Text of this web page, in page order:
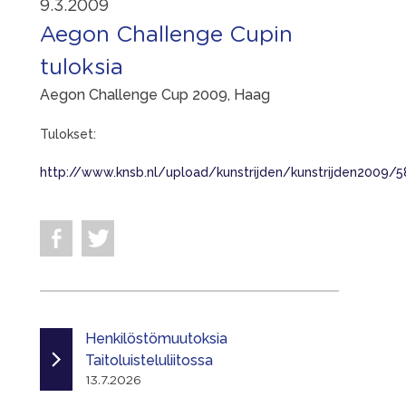
9.3.2009
Aegon Challenge Cupin
tuloksia
Aegon Challenge Cup 2009, Haag
Tulokset:
http://www.knsb.nl/upload/kunstrijden/kunstrijden2009/
Henkilöstömuutoksia
Taitoluisteluliitossa
13.7.2026